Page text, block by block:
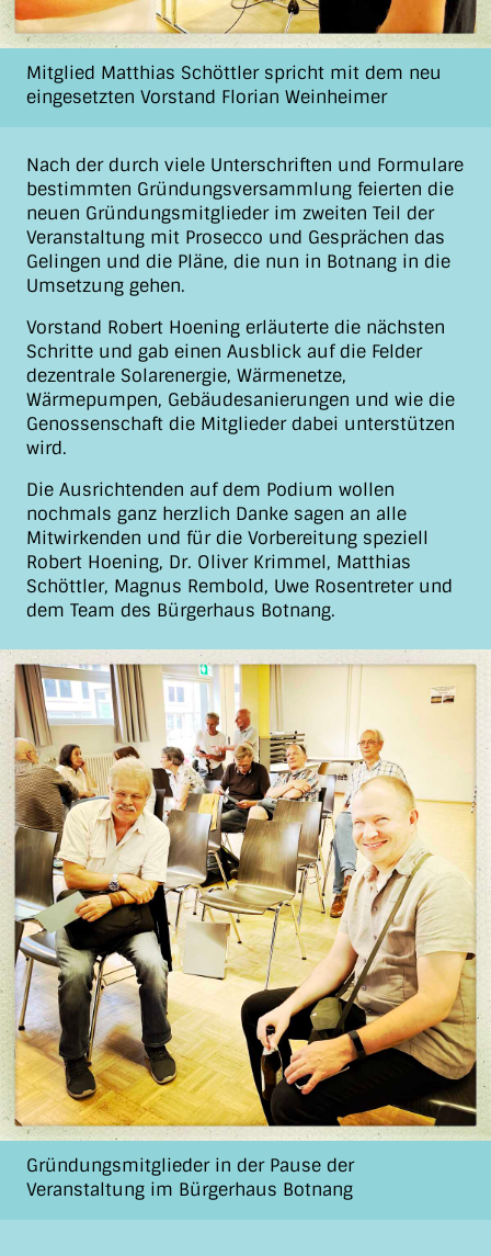
Mitglied Matthias Schöttler spricht mit dem neu
eingesetzten Vorstand Florian Weinheimer
Nach der durch viele Unterschriften und Formulare
bestimmten Gründungsversammlung feierten die
neuen Gründungsmitglieder im zweiten Teil der
Veranstaltung mit Prosecco und Gesprächen das
Gelingen und die Pläne, die nun in Botnang in die
Umsetzung gehen.
Vorstand Robert Hoening erläuterte die nächsten
Schritte und gab einen Ausblick auf die Felder
dezentrale Solarenergie, Wärmenetze,
Wärmepumpen, Gebäudesanierungen und wie die
Genossenschaft die Mitglieder dabei unterstützen
wird.
Die Ausrichtenden auf dem Podium wollen
nochmals ganz herzlich Danke sagen an alle
Mitwirkenden und für die Vorbereitung speziell
Robert Hoening, Dr. Oliver Krimmel, Matthias
Schöttler, Magnus Rembold, Uwe Rosentreter und
dem Team des Bürgerhaus Botnang.
Gründungsmitglieder in der Pause der
Veranstaltung im Bürgerhaus Botnang